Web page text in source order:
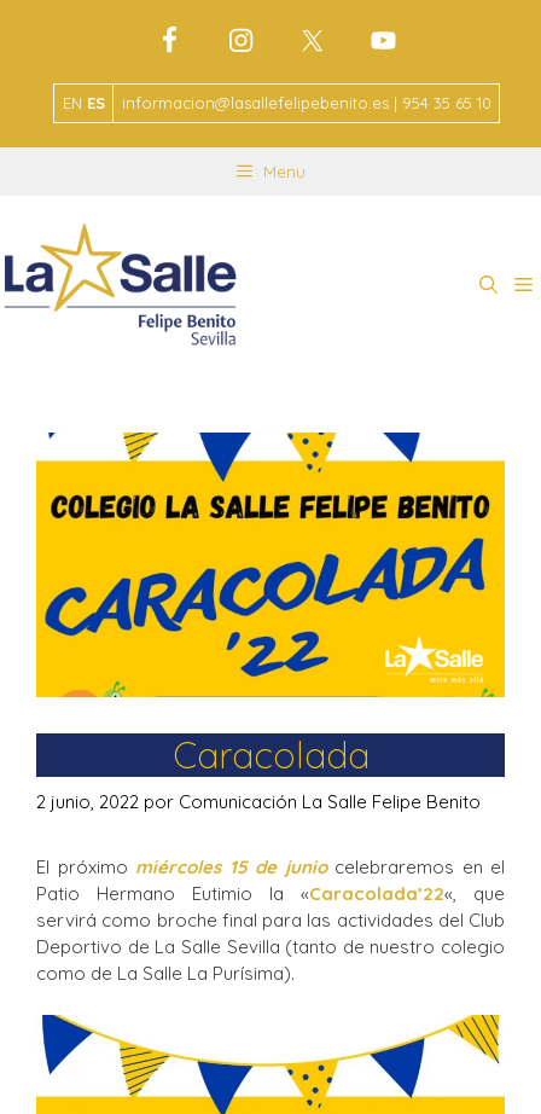
EN ES informacion@lasallefelipebenito.es | 954 35 65 10
Menu
Caracolada
2 junio, 2022 por Comunicación La Salle Felipe Benito
El próximo miércoles 15 de junio celebraremos en el
Patio Hermano Eutimio la «Caracolada’22«, que
servirá como broche final para las actividades del Club
Deportivo de La Salle Sevilla (tanto de nuestro colegio
como de La Salle La Purísima).